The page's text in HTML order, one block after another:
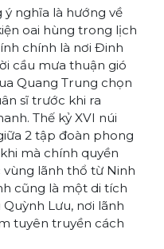
nghĩa là hướng về
oai hùng trong lịch
chính là nơi Đinh
cầu mưa thuận gió
Quang Trung chọn
sĩ trước khi ra
Thế kỷ XVI núi
2 tập đoàn phong
mà chính quyền
lãnh thổ từ Ninh
cũng là một di tích
Lưu, nơi lãnh
tuyên truyền cách